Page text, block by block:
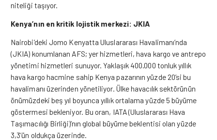
niteliği taşıyor.
Kenya’nın en kritik lojistik merkezi: JKIA
Nairobi’deki Jomo Kenyatta Uluslararası Havalimanı’nda
(JKIA) konumlanan AFS; yer hizmetleri, hava kargo ve antrepo
yönetimi hizmetleri sunuyor. Yaklaşık 400.000 tonluk yıllık
hava kargo hacmine sahip Kenya pazarının yüzde 20’si bu
havalimanı üzerinden yönetiliyor. Ülke havacılık sektörünün
önümüzdeki beş yıl boyunca yıllık ortalama yüzde 5 büyüme
göstermesi bekleniyor. Bu oran, IATA (Uluslararası Hava
Taşımacılığı Birliği)’nın global büyüme beklentisi olan yüzde
3,3’ün oldukça üzerinde.